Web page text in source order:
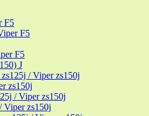
F5
F5
F5
J
/ Viper zs150j
zs150j
/ Viper zs150j
Viper zs150j